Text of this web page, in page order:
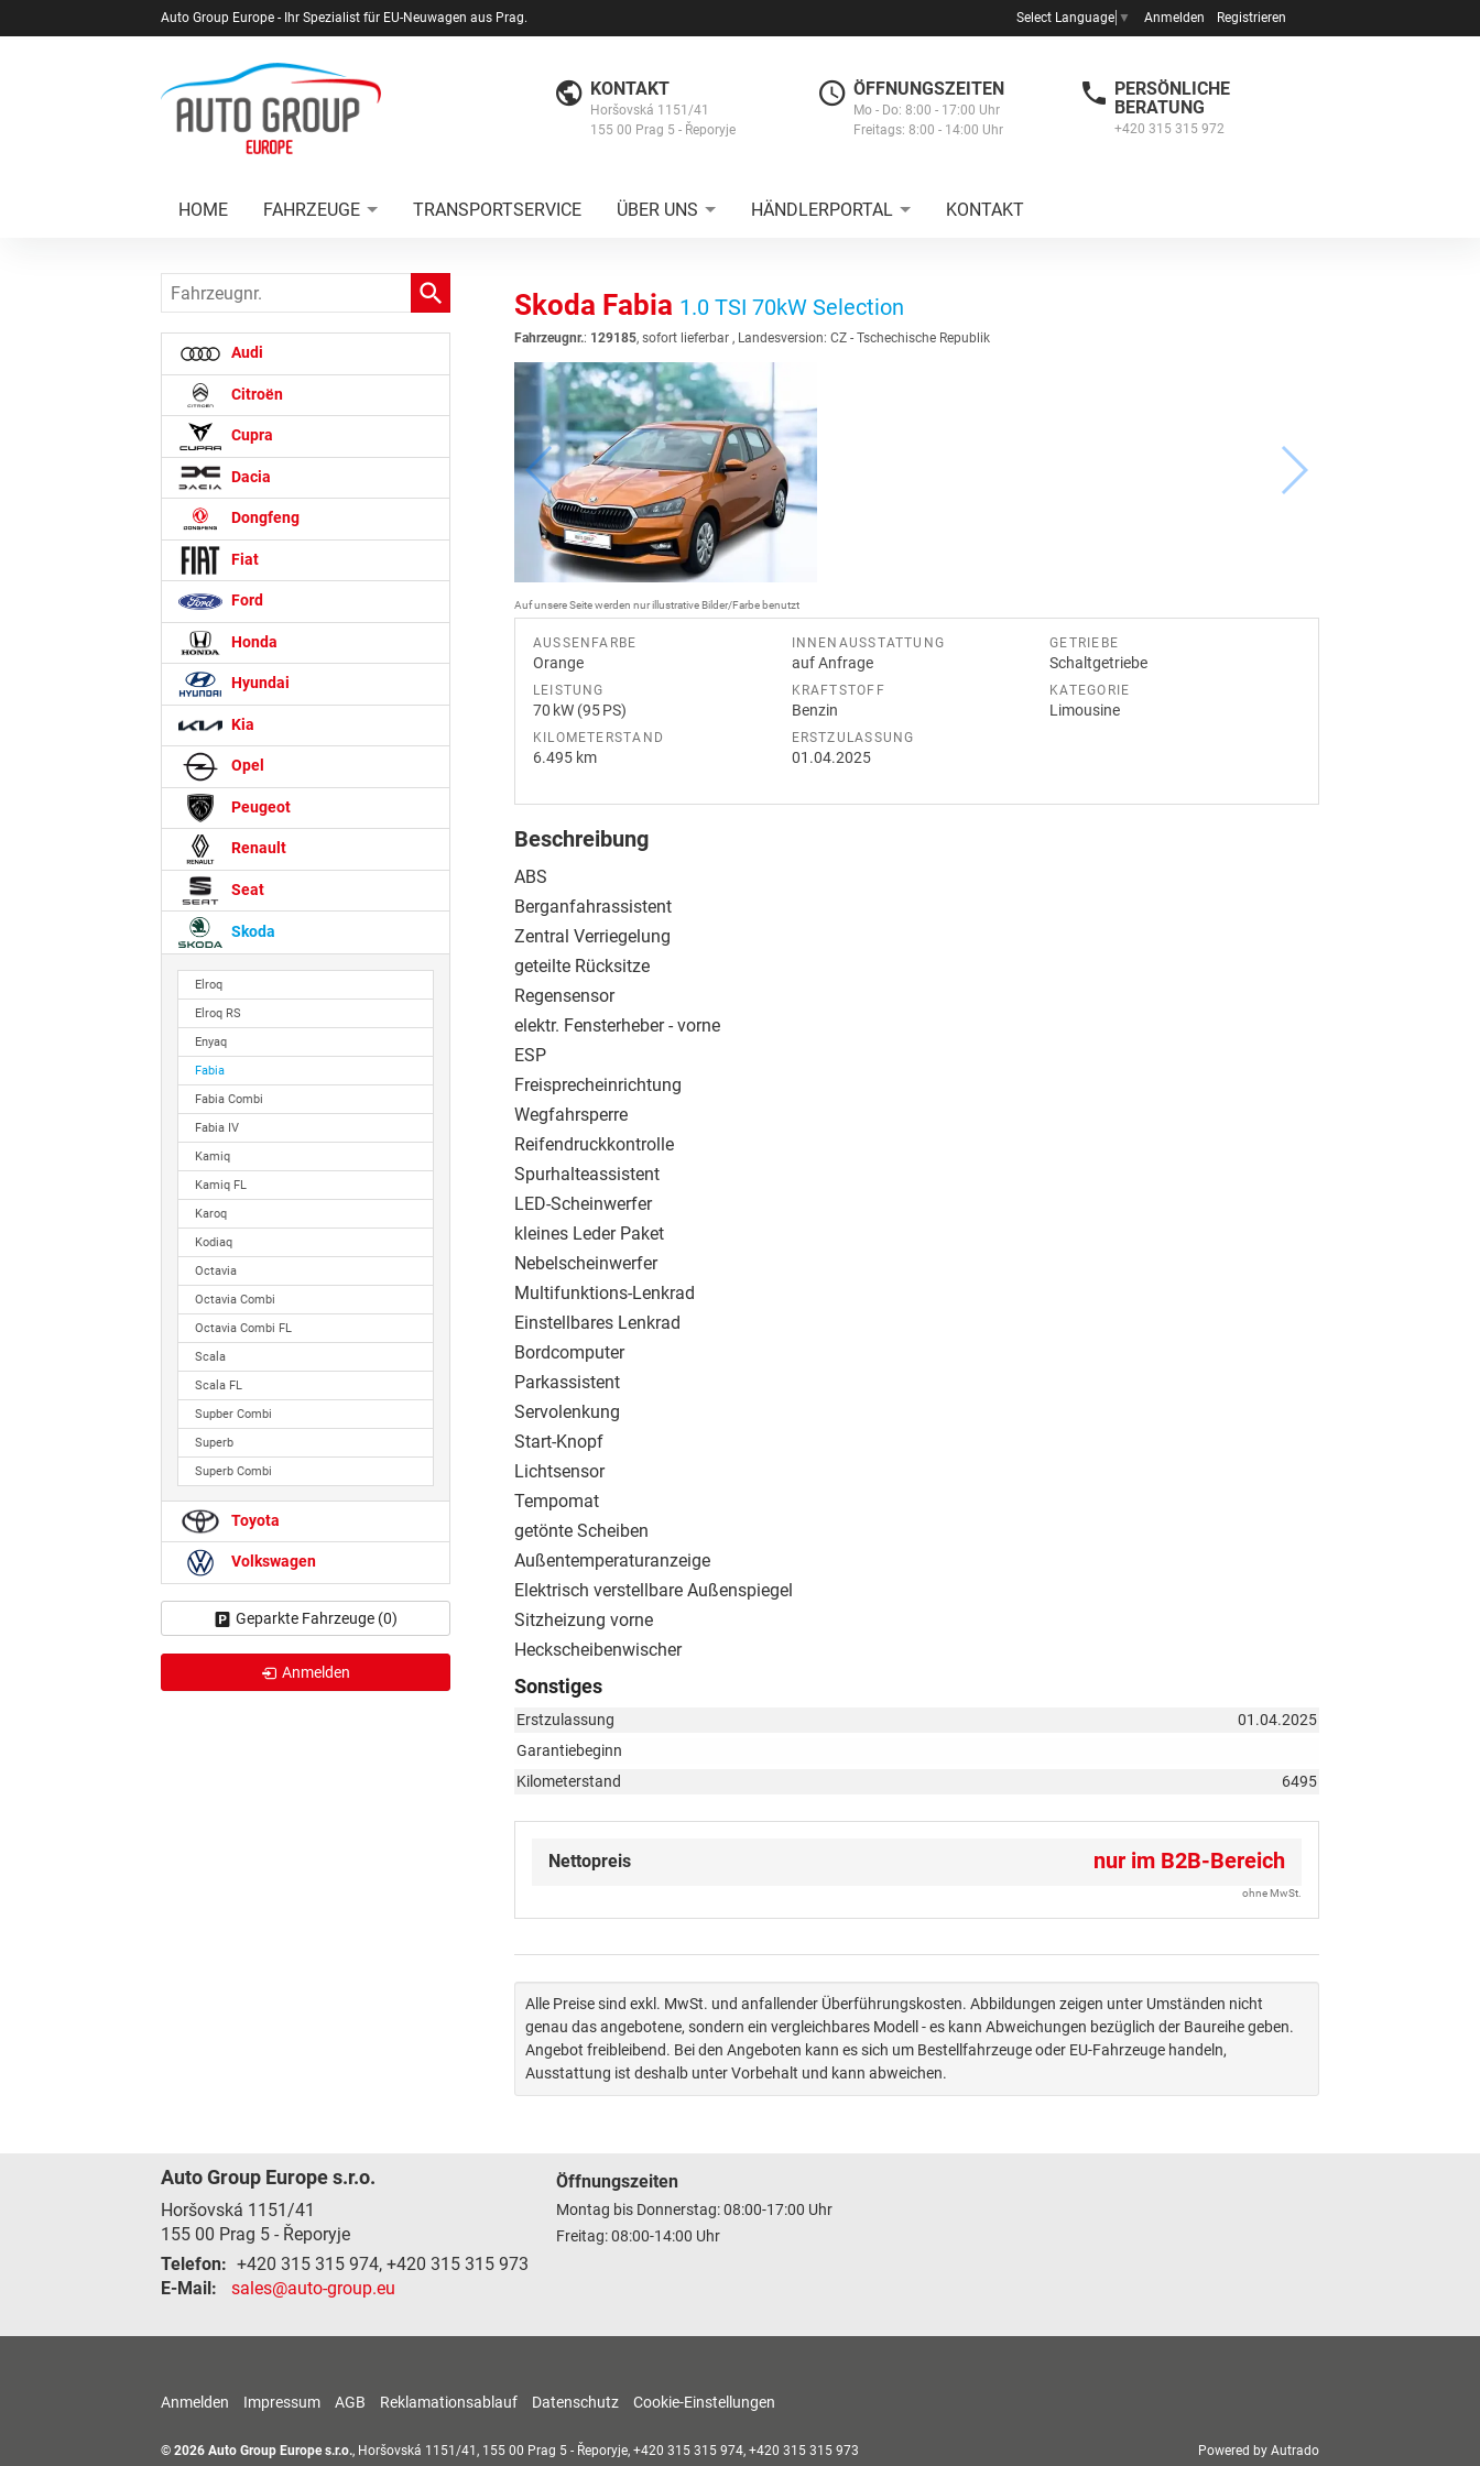
Auto Group Europe - Ihr Spezialist für EU-Neuwagen aus Prag. Anmelden Registrieren
Select Language ▼
KONTAKT
Horšovská 1151/41
155 00 Prag 5 - Řeporyje
ÖFFNUNGSZEITEN
Mo - Do: 8:00 - 17:00 Uhr
Freitags: 8:00 - 14:00 Uhr
PERSÖNLICHE
BERATUNG
+420 315 315 972
HOME FAHRZEUGE TRANSPORTSERVICE ÜBER UNS HÄNDLERPORTAL KONTAKT
Skoda Fabia 1.0 TSI 70kW Selection
Fahrzeugnr.: 129185, sofort lieferbar, Landesversion: CZ - Tschechische Republik
Auf unsere Seite werden nur illustrative Bilder/Farbe benutzt
AUSSENFARBE
Orange
INNENAUSSTATTUNG
auf Anfrage
GETRIEBE
Schaltgetriebe
LEISTUNG
70 kW (95 PS)
KRAFTSTOFF
Benzin
KATEGORIE
Limousine
KILOMETERSTAND
6.495 km
ERSTZULASSUNG
01.04.2025
Beschreibung
ABS
Berganfahrassistent
Zentral Verriegelung
geteilte Rücksitze
Regensensor
elektr. Fensterheber - vorne
ESP
Freisprecheinrichtung
Wegfahrsperre
Reifendruckkontrolle
Spurhalteassistent
LED-Scheinwerfer
kleines Leder Paket
Nebelscheinwerfer
Multifunktions-Lenkrad
Einstellbares Lenkrad
Bordcomputer
Parkassistent
Servolenkung
Start-Knopf
Lichtsensor
Tempomat
getönte Scheiben
Außentemperaturanzeige
Elektrisch verstellbare Außenspiegel
Sitzheizung vorne
Heckscheibenwischer
Sonstiges
Erstzulassung
01.04.2025
Garantiebeginn
Kilometerstand
6495
Nettopreis nur im B2B-Bereich
ohne MwSt.
Alle Preise sind exkl. MwSt. und anfallender Überführungskosten. Abbildungen zeigen unter Umständen nicht
genau das angebotene, sondern ein vergleichbares Modell - es kann Abweichungen bezüglich der Baureihe geben.
Angebot freibleibend. Bei den Angeboten kann es sich um Bestellfahrzeuge oder EU-Fahrzeuge handeln,
Ausstattung ist deshalb unter Vorbehalt und kann abweichen.
Fahrzeugnr.
Audi
Citroën
Cupra
Dacia
Dongfeng
Fiat
Ford
Honda
Hyundai
Kia
Opel
Peugeot
Renault
Seat
Skoda
Elroq
Elroq RS
Enyaq
Fabia
Fabia Combi
Fabia IV
Kamiq
Kamiq FL
Karoq
Kodiaq
Octavia
Octavia Combi
Octavia Combi FL
Scala
Scala FL
Supber Combi
Superb
Superb Combi
Toyota
Volkswagen
Geparkte Fahrzeuge (0)
Anmelden
Auto Group Europe s.r.o.
Horšovská 1151/41
155 00 Prag 5 - Řeporyje
Telefon: +420 315 315 974, +420 315 315 973
E-Mail:
sales@auto-group.eu
Öffnungszeiten
Montag bis Donnerstag: 08:00-17:00 Uhr
Freitag: 08:00-14:00 Uhr
Anmelden Impressum AGB Reklamationsablauf Datenschutz Cookie-Einstellungen
© 2026 Auto Group Europe s.r.o., Horšovská 1151/41 , 155 00 Prag 5 - Řeporyje, +420 315 315 974, +420 315 315 973 Powered by Autrado